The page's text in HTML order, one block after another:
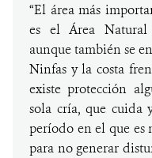
“El área más
es el Área Natural
aunque también se
Ninfas y la costa
existe protección
sola cría, que cuida
período en el que es
para no generar